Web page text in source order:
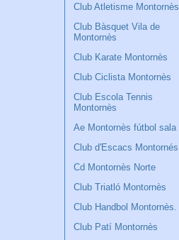
Club Atletisme Montornès
Club Bàsquet Vila de
Montornès
Club Karate Montornès
Club Ciclista Montornès
Club Escola Tennis
Montornès
Ae Montornès fútbol sala
Club d'Escacs Montornés
Cd Montornès Norte
Club Triatló Montornès
Club Handbol Montornès.
Club Patí Montornès